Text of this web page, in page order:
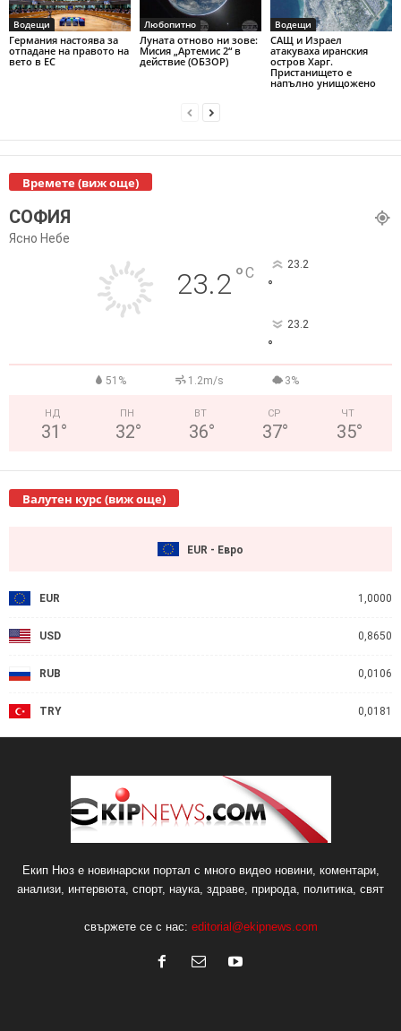
Водещи
Германия настоява за
отпадане на правото на
вето в ЕС
Любопитно
Луната отново ни зове:
Мисия „Артемис 2“ в
действие (ОБЗОР)
Водещи
САЩ и Израел
атакуваха иранския
остров Харг.
Пристанището е
напълно унищожено
Времете (виж още)
СОФИЯ
Ясно Небе
23.2°C 23.2
°
23.2
°
51% 1.2m/s 3%
НД
31 °
ПН
32°
ВТ
36°
СР
37°
ЧТ
35°
Валутен курс (виж още)
EUR - Евро
EUR 1,0000
USD 0,8650
RUB 0,0106
TRY 0,0181
Екип Нюз е новинарски портал с много видео новини, коментари,
анализи, интервюта, спорт, наука, здраве, природа, политика, свят
свържете се с нас: editorial@ekipnews.com